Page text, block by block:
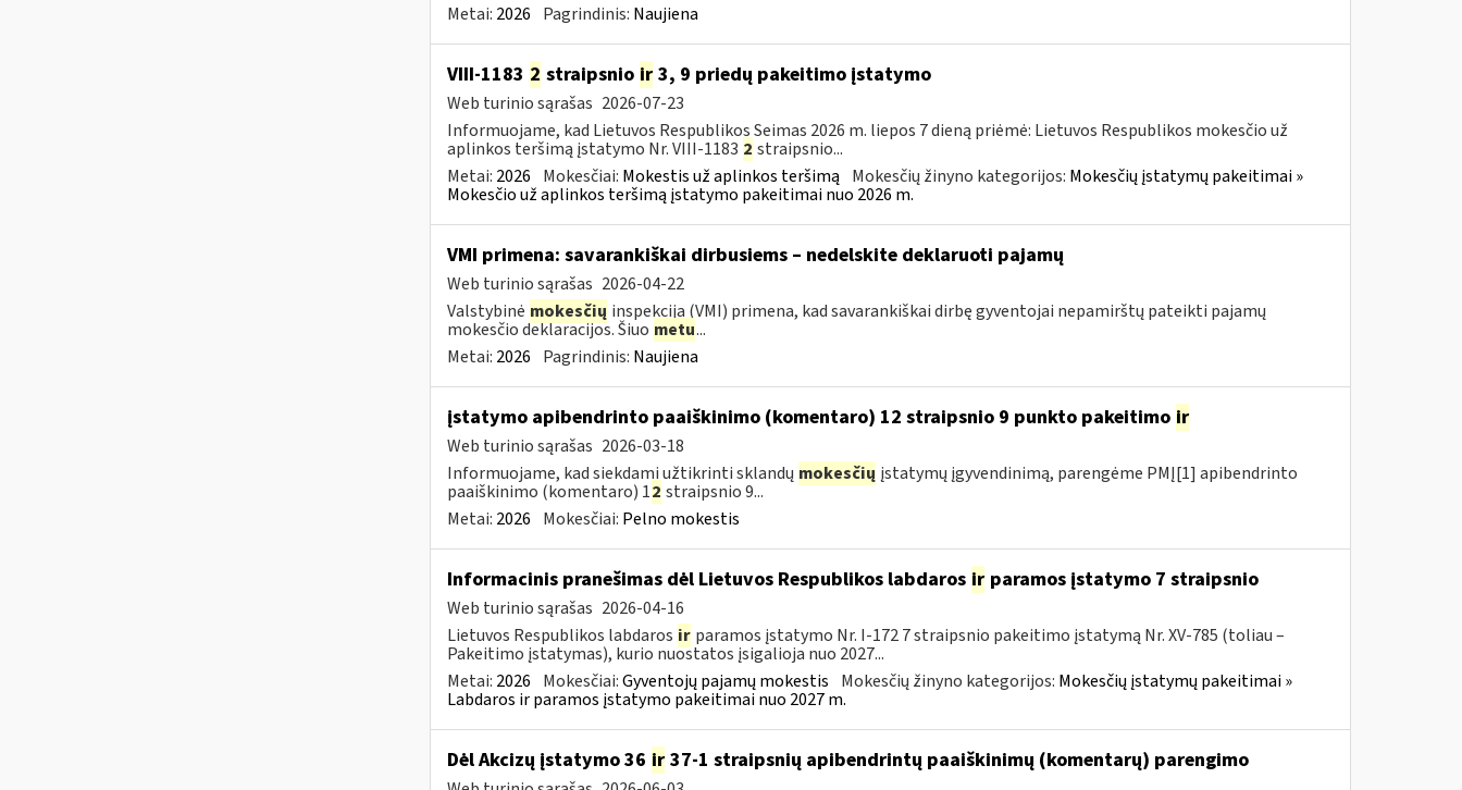
Metai: 2026 Pagrindinis: Naujiena
VIII-1183 2 straipsnio ir3, 9 priedų pakeitimo įstatymo
Web turinio sąrašas 2026-07-23
Informuojame, kad Lietuvos Respublikos Seimas 2026 m. liepos 7 dieną priėmė: Lietuvos Respublikos mokesčio už
aplinkos teršimą įstatymo Nr. VIII-1183 2 straipsnio...
Metai: 2026 Mokesčiai: Mokestis už aplinkos teršimą Mokesčių žinyno kategorijos: Mokesčių įstatymų pakeitimai »
Mokesčio už aplinkos teršimą įstatymo pakeitimai nuo 2026 m.
VMI primena: savarankiškai dirbusiems – nedelskite deklaruoti pajamų
Web turinio sąrašas 2026-04-22
Valstybinė mokesčių inspekcija (VMI) primena, kad savarankiškai dirbę gyventojai nepamirštų pateikti pajamų
mokesčio deklaracijos. Šiuo metu...
Metai: 2026 Pagrindinis: Naujiena
įstatymo apibendrinto paaiškinimo (komentaro) 12 straipsnio 9 punkto pakeitimo ir
Web turinio sąrašas 2026-03-18
Informuojame, kad siekdami užtikrinti sklandų mokesčių įstatymų įgyvendinimą, parengėme PMĮ[1] apibendrinto
paaiškinimo (komentaro) 12 straipsnio 9...
Metai: 2026 Mokesčiai: Pelno mokestis
Informacinis pranešimas dėl Lietuvos Respublikos labdaros irparamos įstatymo 7 straipsnio
Web turinio sąrašas 2026-04-16
Lietuvos Respublikos labdaros ir paramos įstatymo Nr. I-172 7 straipsnio pakeitimo įstatymą Nr. XV-785 (toliau –
Pakeitimo įstatymas), kurio nuostatos įsigalioja nuo 2027...
Metai: 2026 Mokesčiai:Gyventojų pajamų mokestis Mokesčių žinyno kategorijos: Mokesčių įstatymų pakeitimai »
Labdaros ir paramos įstatymo pakeitimai nuo 2027 m.
Dėl Akcizų įstatymo 36 ir37-1 straipsnių apibendrintų paaiškinimų (komentarų) parengimo